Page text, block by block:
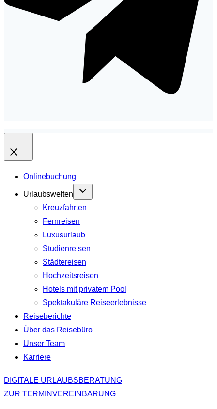
Onlinebuchung
Urlaubswelten
Kreuzfahrten
Fernreisen
Luxusurlaub
Studienreisen
Städtereisen
Hochzeitsreisen
Hotels mit privatem Pool
Spektakuläre Reiseerlebnisse
Reiseberichte
Über das Reisebüro
Unser Team
Karriere
DIGITALE URLAUBSBERATUNG
ZUR TERMINVEREINBARUNG